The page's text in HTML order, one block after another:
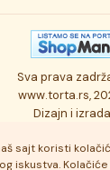
sajt koristi
iskustva.
Osmisli tortu
Ukusi torti
Autorska
Politika
Posao
Kontakt
Sva prava
www.torta.rs,
Dizajn i izrada